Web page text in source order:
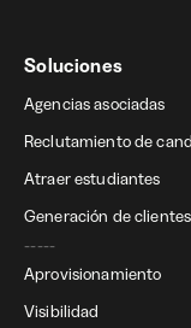
Soluciones
Agencias asociadas
Reclutamiento de
Atraer estudiantes
Generación de
-----
Aprovisionamiento
Visibilidad